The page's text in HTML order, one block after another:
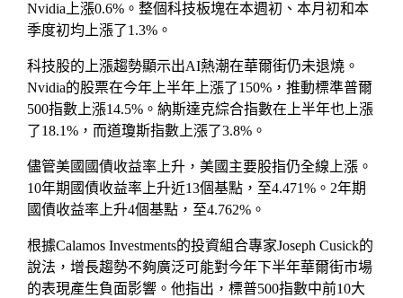
Nvidia上漲0.6%。整個科技板塊在本週初、本月初和本
季度初均上漲了1.3%。
科技股的上漲趨勢顯示出AI熱潮在華爾街仍未退燒。
Nvidia的股票在今年上半年上漲了150%，推動標準普爾
500指數上漲14.5%。納斯達克綜合指數在上半年也上漲
了18.1%，而道瓊斯指數上漲了3.8%。
儘管美國國債收益率上升，美國主要股指仍全線上漲。
10年期國債收益率上升近13個基點，至4.471%。2年期
國債收益率上升4個基點，至4.762%。
根據Calamos Investments的投資組合專家Joseph Cusick的
說法，增長趨勢不夠廣泛可能對今年下半年華爾街市場
的表現產生負面影響。他指出，標普500指數中前10大